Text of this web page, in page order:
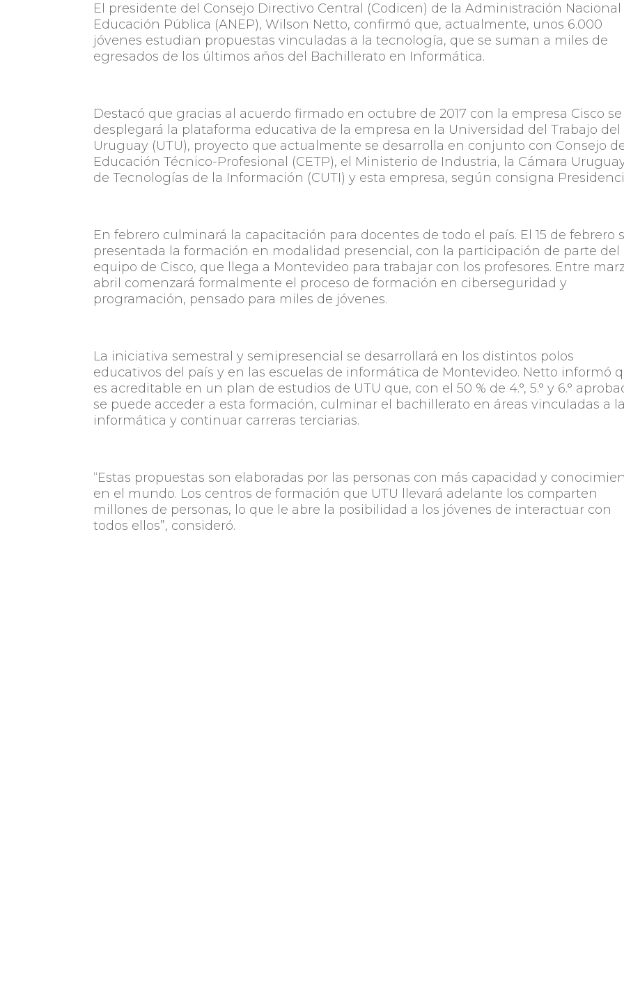
El presidente del Consejo Directivo Central (Codicen) de la Administración Nacional
Educación Pública (ANEP), Wilson Netto, confirmó que, actualmente, unos 6.000
jóvenes estudian propuestas vinculadas a la tecnología, que se suman a miles de
egresados de los últimos años del Bachillerato en Informática.
Destacó que gracias al acuerdo firmado en octubre de 2017 con la empresa Cisco se
desplegará la plataforma educativa de la empresa en la Universidad del Trabajo del
Uruguay (UTU), proyecto que actualmente se desarrolla en conjunto con Consejo
Educación Técnico-Profesional (CETP), el Ministerio de Industria, la Cámara
de Tecnologías de la Información (CUTI) y esta empresa, según consigna
En febrero culminará la capacitación para docentes de todo el país. El 15 de febrero
presentada la formación en modalidad presencial, con la participación de parte del
equipo de Cisco, que llega a Montevideo para trabajar con los profesores. Entre
abril comenzará formalmente el proceso de formación en ciberseguridad y
programación, pensado para miles de jóvenes.
La iniciativa semestral y semipresencial se desarrollará en los distintos polos
educativos del país y en las escuelas de informática de Montevideo. Netto informó
es acreditable en un plan de estudios de UTU que, con el 50 % de 4.°, 5.° y 6.°
se puede acceder a esta formación, culminar el bachillerato en áreas vinculadas a la
informática y continuar carreras terciarias.
“Estas propuestas son elaboradas por las personas con más capacidad y
en el mundo. Los centros de formación que UTU llevará adelante los comparten
millones de personas, lo que le abre la posibilidad a los jóvenes de interactuar con
todos ellos”, consideró.